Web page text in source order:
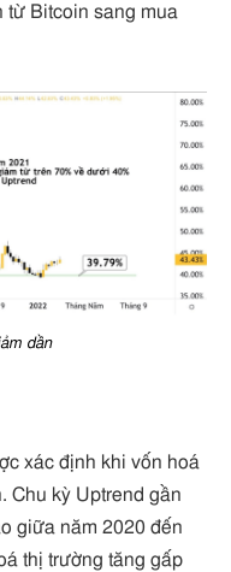
từ Bitcoin sang mua
dần
xác định khi vốn hoá
Chu kỳ Uptrend gần
giữa năm 2020 đến
thị trường tăng gấp